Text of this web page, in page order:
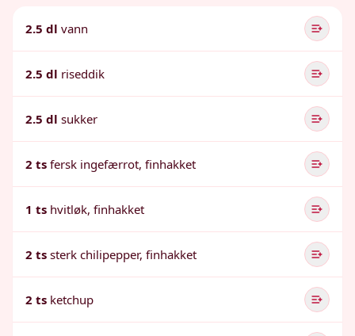
2.5 dl vann
2.5 dl riseddik
2.5 dl sukker
2 ts fersk ingefærrot, finhakket
1 ts hvitløk, finhakket
2 ts sterk chilipepper, finhakket
2 ts ketchup